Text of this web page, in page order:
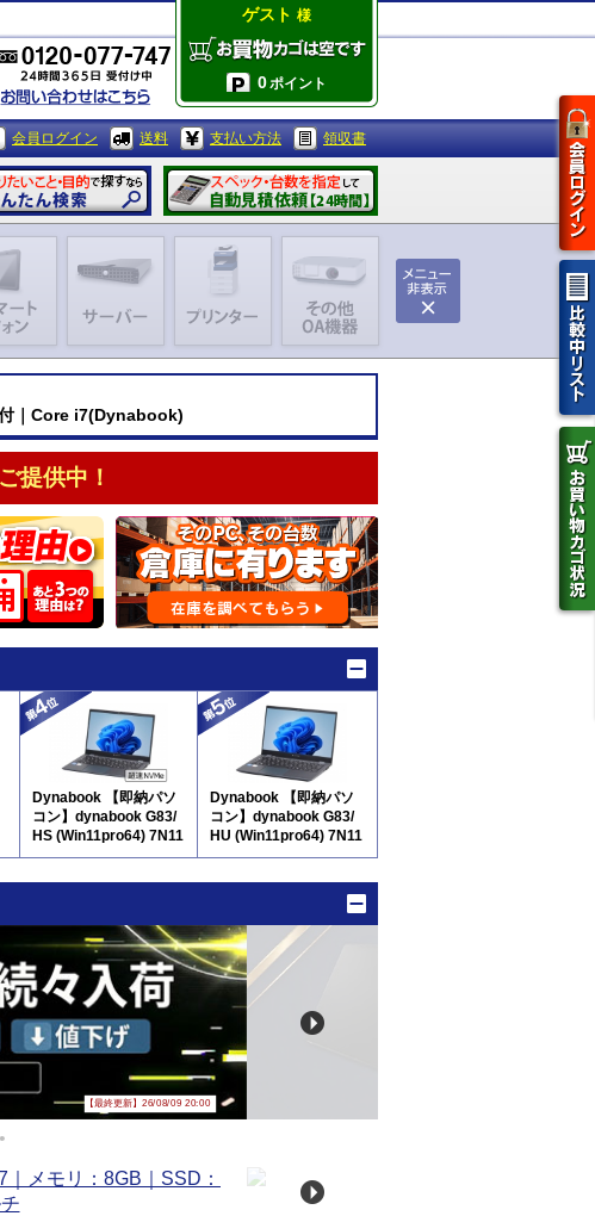
ゲスト 様
0ポイント
会員ログイン 送料 支払い方法 領収書
｜Core i7(Dynabook)
提供中！
Dynabook 【即納パソ
コン】dynabook G83/
HS (Win11pro64) 7N11
Dynabook 【即納パソ
コン】dynabook G83/
HU (Win11pro64) 7N11
【最終更新】26/08/09 20:00